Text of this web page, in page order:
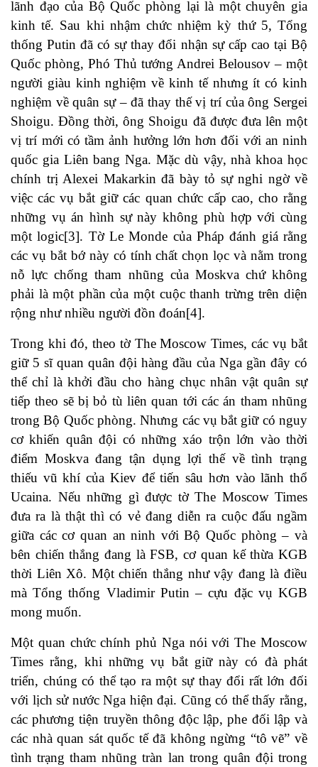
lãnh đạo của Bộ Quốc phòng lại là một chuyên gia
kinh tế. Sau khi nhậm chức nhiệm kỳ thứ 5, Tổng
thống Putin đã có sự thay đổi nhận sự cấp cao tại Bộ
Quốc phòng, Phó Thủ tướng Andrei Belousov – một
người giàu kinh nghiệm về kinh tế nhưng ít có kinh
nghiệm về quân sự – đã thay thế vị trí của ông Sergei
Shoigu. Đồng thời, ông Shoigu đã được đưa lên một
vị trí mới có tầm ảnh hưởng lớn hơn đối với an ninh
quốc gia Liên bang Nga. Mặc dù vậy, nhà khoa học
chính trị Alexei Makarkin đã bày tỏ sự nghi ngờ về
việc các vụ bắt giữ các quan chức cấp cao, cho rằng
những vụ án hình sự này không phù hợp với cùng
một logic[3]. Tờ Le Monde của Pháp đánh giá rằng
các vụ bắt bớ này có tính chất chọn lọc và nằm trong
nỗ lực chống tham nhũng của Moskva chứ không
phải là một phần của một cuộc thanh trừng trên diện
rộng như nhiều người đồn đoán[4].
Trong khi đó, theo tờ The Moscow Times, các vụ bắt
giữ 5 sĩ quan quân đội hàng đầu của Nga gần đây có
thể chỉ là khởi đầu cho hàng chục nhân vật quân sự
tiếp theo sẽ bị bỏ tù liên quan tới các án tham nhũng
trong Bộ Quốc phòng. Nhưng các vụ bắt giữ có nguy
cơ khiến quân đội có những xáo trộn lớn vào thời
điểm Moskva đang tận dụng lợi thế về tình trạng
thiếu vũ khí của Kiev để tiến sâu hơn vào lãnh thổ
Ucaina. Nếu những gì được tờ The Moscow Times
đưa ra là thật thì có vẻ đang diễn ra cuộc đấu ngầm
giữa các cơ quan an ninh với Bộ Quốc phòng – và
bên chiến thắng đang là FSB, cơ quan kế thừa KGB
thời Liên Xô. Một chiến thắng như vậy đang là điều
mà Tổng thống Vladimir Putin – cựu đặc vụ KGB
mong muốn.
Một quan chức chính phủ Nga nói với The Moscow
Times rằng, khi những vụ bắt giữ này có đà phát
triển, chúng có thể tạo ra một sự thay đổi rất lớn đối
với lịch sử nước Nga hiện đại. Cũng có thể thấy rằng,
các phương tiện truyền thông độc lập, phe đối lập và
các nhà quan sát quốc tế đã không ngừng “tô vẽ” về
tình trạng tham nhũng tràn lan trong quân đội trong